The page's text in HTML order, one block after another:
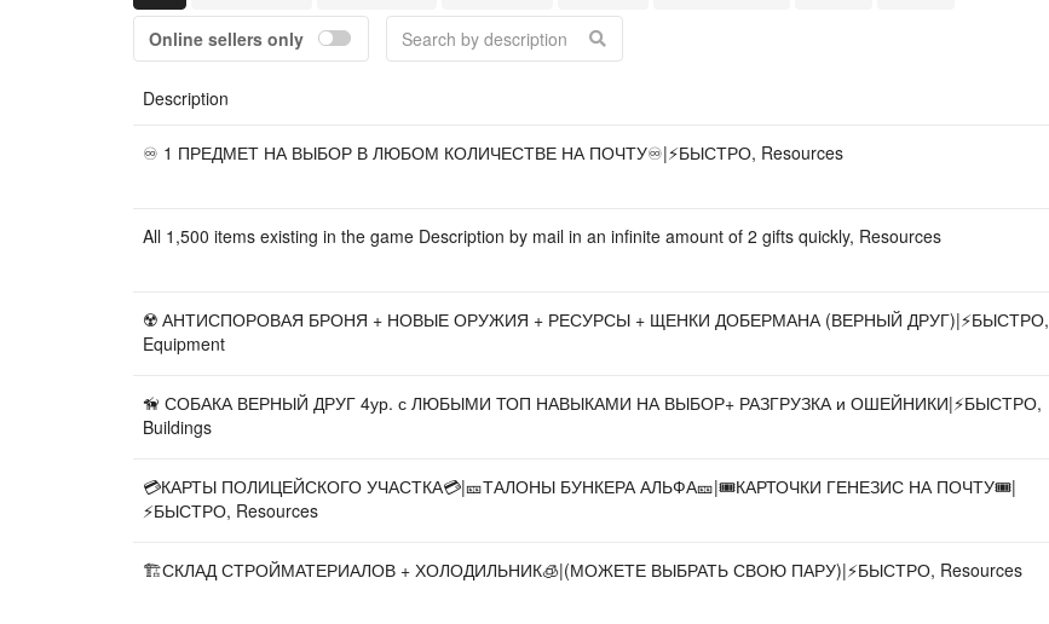
Online sellers only
Description
♾️ 1 ПРЕДМЕТ НА ВЫБОР В ЛЮБОМ КОЛИЧЕСТВЕ НА ПОЧТУ♾️|⚡️БЫСТРО, Resources
All 1,500 items existing in the game Description by mail in an infinite amount of 2 gifts quickly, Resources
☢️ АНТИСПОРОВАЯ БРОНЯ + НОВЫЕ ОРУЖИЯ + РЕСУРСЫ + ЩЕНКИ ДОБЕРМАНА (ВЕРНЫЙ ДРУГ)|⚡️БЫСТРО,
Equipment
🦮 СОБАКА ВЕРНЫЙ ДРУГ 4ур. с ЛЮБЫМИ ТОП НАВЫКАМИ НА ВЫБОР+ РАЗГРУЗКА и ОШЕЙНИКИ|⚡️БЫСТРО,
Buildings
💳КАРТЫ ПОЛИЦЕЙСКОГО УЧАСТКА💳|🎫ТАЛОНЫ БУНКЕРА АЛЬФА🎫|🎟КАРТОЧКИ ГЕНЕЗИС НА ПОЧТУ🎟|
⚡️БЫСТРО, Resources
🏗СКЛАД СТРОЙМАТЕРИАЛОВ + ХОЛОДИЛЬНИК🧊|(МОЖЕТЕ ВЫБРАТЬ СВОЮ ПАРУ)|⚡️БЫСТРО, Resources